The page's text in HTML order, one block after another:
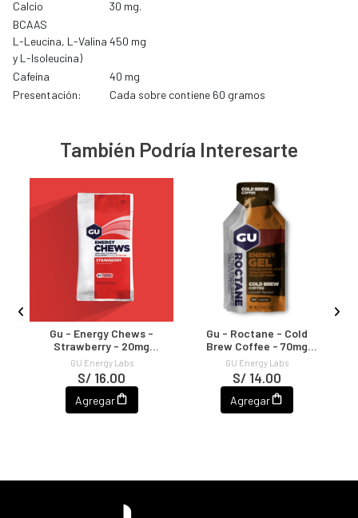
Calcio
30 mg.
BCAAS
L-Leucina, L-Valina
y L-Isoleucina)
450 mg
Cafeína
40 mg
Presentación:
Cada sobre contiene 60 gramos
También Podría Interesarte
Gu - Energy Chews -
Strawberry - 20mg
Cafeína
GU Energy Labs
S/ 16.00
Agregar
Gu - Roctane - Cold
Brew Coffee - 70mg
Cafeína
GU Energy Labs
S/ 14.00
Agregar